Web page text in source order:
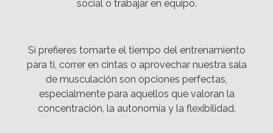
social o trabajar en equipo.
Si prefieres tomarte el tiempo del entrenamiento
para ti, correr en cintas o aprovechar nuestra sala
de musculación son opciones perfectas,
especialmente para aquellos que valoran la
concentración, la autonomía y la flexibilidad.